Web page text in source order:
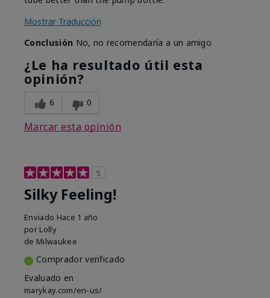
Mostrar Traducción
Conclusión No, no recomendaría a un amigo
¿Le ha resultado útil esta
opinión?
6 0
Marcar esta opinión
5
Silky Feeling!
Enviado Hace 1 año
por Lolly
de Milwaukee
Comprador verificado
Evaluado en
marykay.com/en-us/